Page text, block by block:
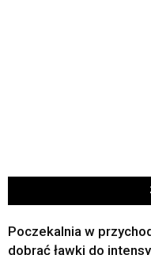
Poczekalnia w
dobrać ławki do